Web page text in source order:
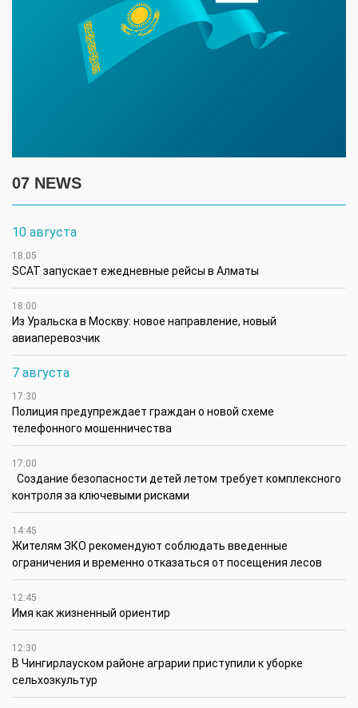
07 NEWS
10 августа
18:05
SCAT запускает ежедневные рейсы в Алматы
18:00
Из Уральска в Москву: новое направление, новый
авиаперевозчик
7 августа
17:30
Полиция предупреждает граждан о новой схеме
телефонного мошенничества
17:00
Создание безопасности детей летом требует комплексного
контроля за ключевыми рисками
14:45
Жителям ЗКО рекомендуют соблюдать введенные
ограничения и временно отказаться от посещения лесов
12:45
Имя как жизненный ориентир
12:30
В Чингирлауском районе аграрии приступили к уборке
сельхозкультур